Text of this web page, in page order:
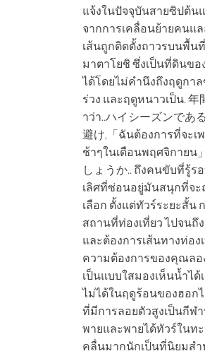
แจ้งในปัจจุบันสายซิปต้น
จากการเคลื่อนย้ายคนแ
เส้นถูกติดตั้งถาวรบนพื้น
มาตาโยชิ ซึ่งเป็นที่ดินข
ได้โดยไม่คำนึงถึงฤดูกา
ร่วง และฤดูหนาวเป็น. 年
าว่า..ハイシーズンであ
避け,「ฉันต้องการที่จะเ
ช้าๆในเดือนพฤศจิกายน
しょうか.. ถึงคนขับที่รู้
เลิศที่ซ่อนอยู่มันสนุกที่จะ
เลือก ตั้งแต่ทัวร์ระยะสั้น
สถานที่ท่องเที่ยว ไปจนถึ
และต้องการเส้นทางท่อง
ความต้องการของคุณลอ
เป็นแบบใสมองเห็นน้ำได้
ไม่ได้ในฤดูร้อนของฮอก
ที่มีการลอยตัวสูงเป็นกี
พายและพายได้ทัวร์ในท
คลื่นมากนักเป็นที่นิยมสำ